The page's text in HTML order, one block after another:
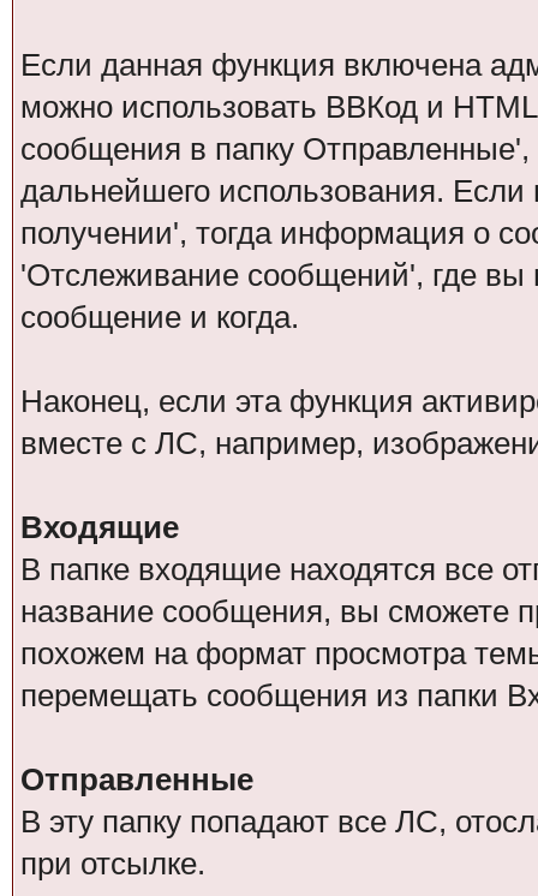
Если данная функция включена
можно использовать ВВКод и
сообщения в папку
дальнейшего использования.
получении', тогда информация о
'Отслеживание сообщений', где
сообщение и когда.
Наконец, если эта функция
вместе с ЛС, например,
Входящие
В папке входящие находятся все
название сообщения, вы сможете
похожем на формат просмотра
перемещать сообщения из папки
Отправленные
В эту папку попадают все ЛС,
при отсылке.